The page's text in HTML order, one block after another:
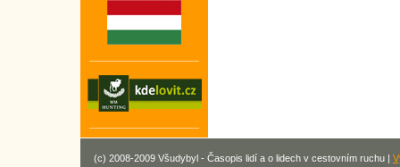
(c) 2008-2009 Všudybyl - Časopis lidí a o lidech v cestovním ruchu |